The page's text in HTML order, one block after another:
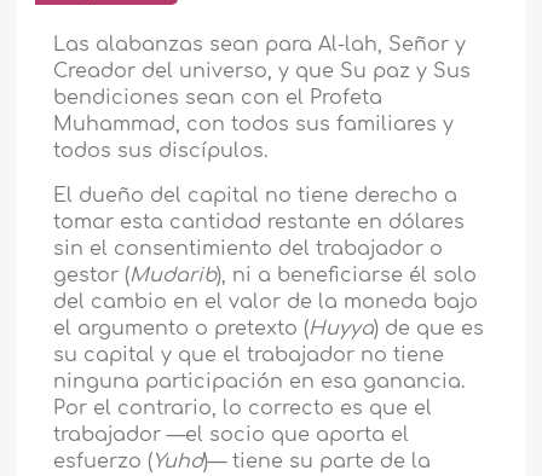
Las alabanzas sean para Al-lah, Señor y
Creador del universo, y que Su paz y Sus
bendiciones sean con el Profeta
Muhammad, con todos sus familiares y
todos sus discípulos.
El dueño del capital no tiene derecho a
tomar esta cantidad restante en dólares
sin el consentimiento del trabajador o
gestor (Mudarib), ni a beneficiarse él solo
del cambio en el valor de la moneda bajo
el argumento o pretexto (Huyya) de que es
su capital y que el trabajador no tiene
ninguna participación en esa ganancia.
Por el contrario, lo correcto es que el
trabajador —el socio que aporta el
esfuerzo (Yuhd)— tiene su parte de la